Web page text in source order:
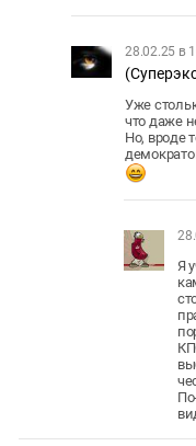
28.02.25 в
Уже
что даже
Но, вроде
Я